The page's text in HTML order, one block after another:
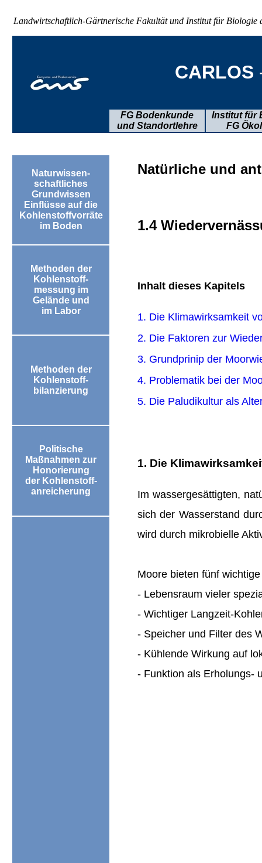
Natürliche und
1.4
Inhalt dieses Kapitels
1. Die Klimawirksamkeit
2. Die Faktoren zur
3. Grundprinip der
4. Problematik bei der
5. Die Paludikultur als
1. Die
Im wassergesättigten,
sich der Wasserstand
wird durch mikrobielle
Moore bieten fünf
- Lebensraum vieler
- Wichtiger Langzeit-
- Speicher und Filter des
- Kühlende Wirkung auf
- Funktion als Erholungs-